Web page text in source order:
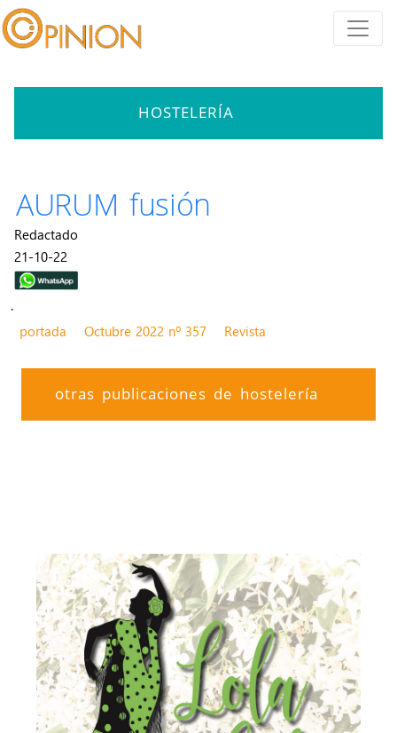
HOSTELERÍA
AURUM fusión
Redactado
21-10-22
.
portada
Octubre 2022 nº 357 Revista
otras publicaciones de hostelería